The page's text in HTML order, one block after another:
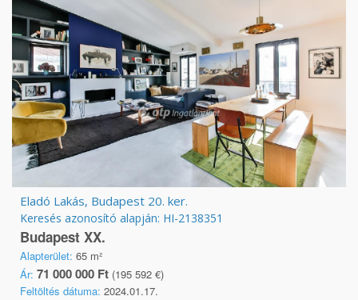
Eladó Lakás, Budapest 20. ker.
Keresés azonosító alapján: HI-2138351
Budapest XX.
Alapterület: 65 m²
Ár: 71 000 000 Ft (195 592 €)
Feltöltés dátuma: 2024.01.17.